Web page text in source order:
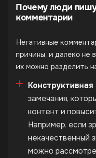
Почему люди
комментарии
Негативные
причины, и далеко не
их можно разделить
Конструктивная
замечания,
контент и
Например, если
некачественный
можно